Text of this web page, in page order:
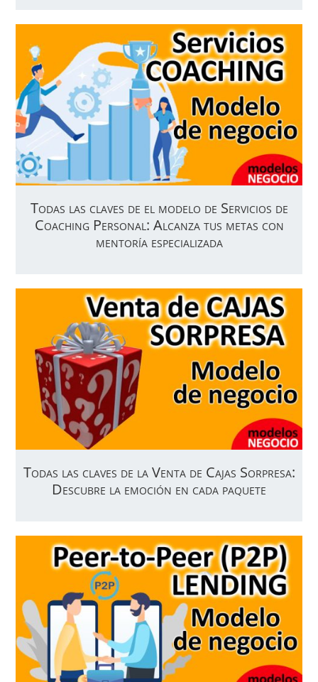
Todas las claves de el modelo de Servicios de
Coaching Personal: Alcanza tus metas con
mentoría especializada
Todas las claves de la Venta de Cajas Sorpresa:
Descubre la emoción en cada paquete